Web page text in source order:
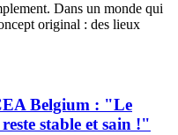
Dans un monde qui
original : des lieux
Belgium : "Le
stable et sain !"